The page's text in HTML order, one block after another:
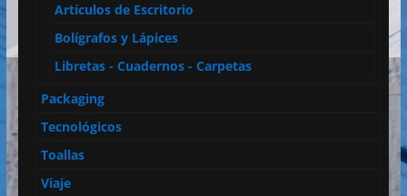
Artículos de Escritorio
Bolígrafos y Lápices
Libretas - Cuadernos - Carpetas
Packaging
Tecnológicos
Toallas
Viaje